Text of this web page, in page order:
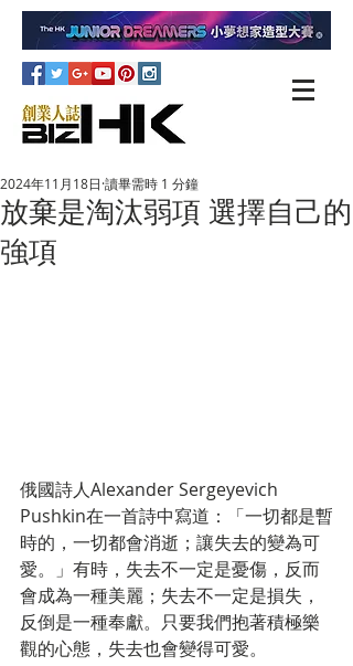
放棄是淘汰弱項 選擇自己的
強項
2024年11月18日 讀畢需時 1 分鐘
俄國詩人Alexander Sergeyevich
Pushkin在一首詩中寫道：「一切都是暫
時的，一切都會消逝；讓失去的變為可
愛。」有時，失去不一定是憂傷，反而
會成為一種美麗；失去不一定是損失，
反倒是一種奉獻。只要我們抱著積極樂
觀的心態，失去也會變得可愛。